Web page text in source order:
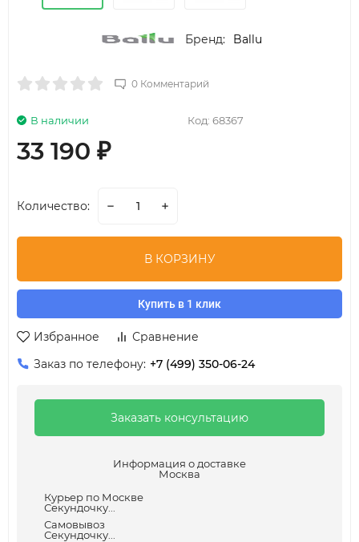
Бренд: Ballu
0 Комментарий
Код: 68367
В наличии
33 190 ₽
Количество:
В КОРЗИНУ
Купить в 1 клик
Избранное
Сравнение
Заказ по телефону: +7 (499) 350-06-24
Заказать консультацию
Информация о доставке
Москва
Курьер по Москве
Секундочку...
Самовывоз
Секундочку...